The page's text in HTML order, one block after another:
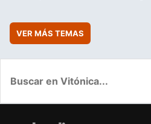
VER MÁS TEMAS